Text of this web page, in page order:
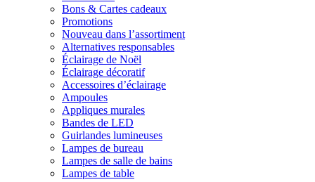
Bons & Cartes cadeaux
Promotions
Nouveau dans l’assortiment
Alternatives responsables
Éclairage de Noël
Éclairage décoratif
Accessoires d’éclairage
Ampoules
Appliques murales
Bandes de LED
Guirlandes lumineuses
Lampes de bureau
Lampes de salle de bains
Lampes de table